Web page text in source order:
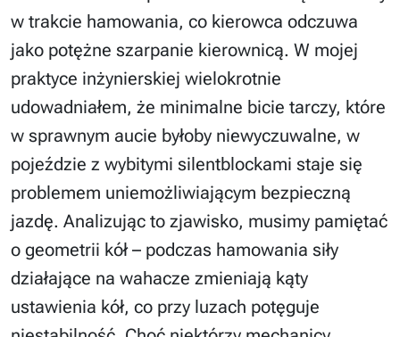
w trakcie hamowania, co kierowca odczuwa
jako potężne szarpanie kierownicą. W mojej
praktyce inżynierskiej wielokrotnie
udowadniałem, że minimalne bicie tarczy, które
w sprawnym aucie byłoby niewyczuwalne, w
pojeździe z wybitymi silentblockami staje się
problemem uniemożliwiającym bezpieczną
jazdę. Analizując to zjawisko, musimy pamiętać
o geometrii kół – podczas hamowania siły
działające na wahacze zmieniają kąty
ustawienia kół, co przy luzach potęguje